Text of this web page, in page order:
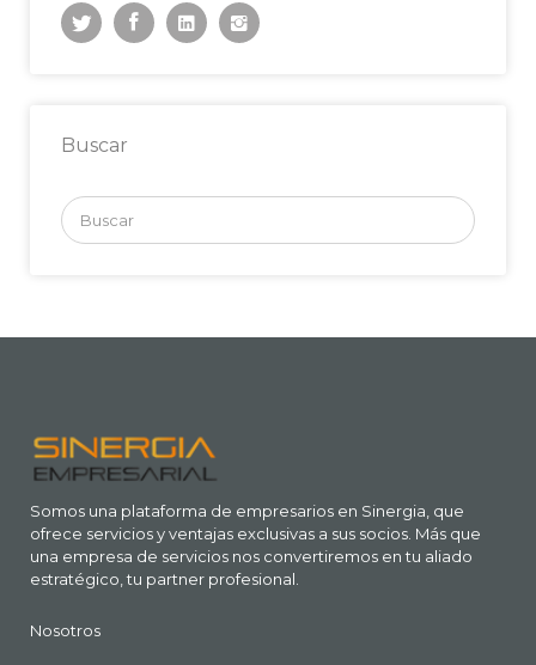
Buscar
Buscar
por:
Somos una plataforma de empresarios en Sinergia, que
ofrece servicios y ventajas exclusivas a sus socios. Más que
una empresa de servicios nos convertiremos en tu aliado
estratégico, tu partner profesional.
Nosotros